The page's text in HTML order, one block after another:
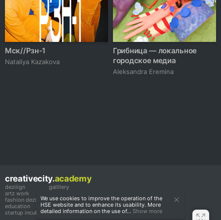
Мск//Рзн-1
Nataliya Kazakova
Грибница — локальное
городское медиа
Aleksandra Eremina
creativecity.academy
deziiign
artz work
fashion deziiign
education
startup incubator
gallllery
kiiids.art
We use cookies to improve the operation of the
HSE website and to enhance its usability. More
detailed information on the use of... Show more